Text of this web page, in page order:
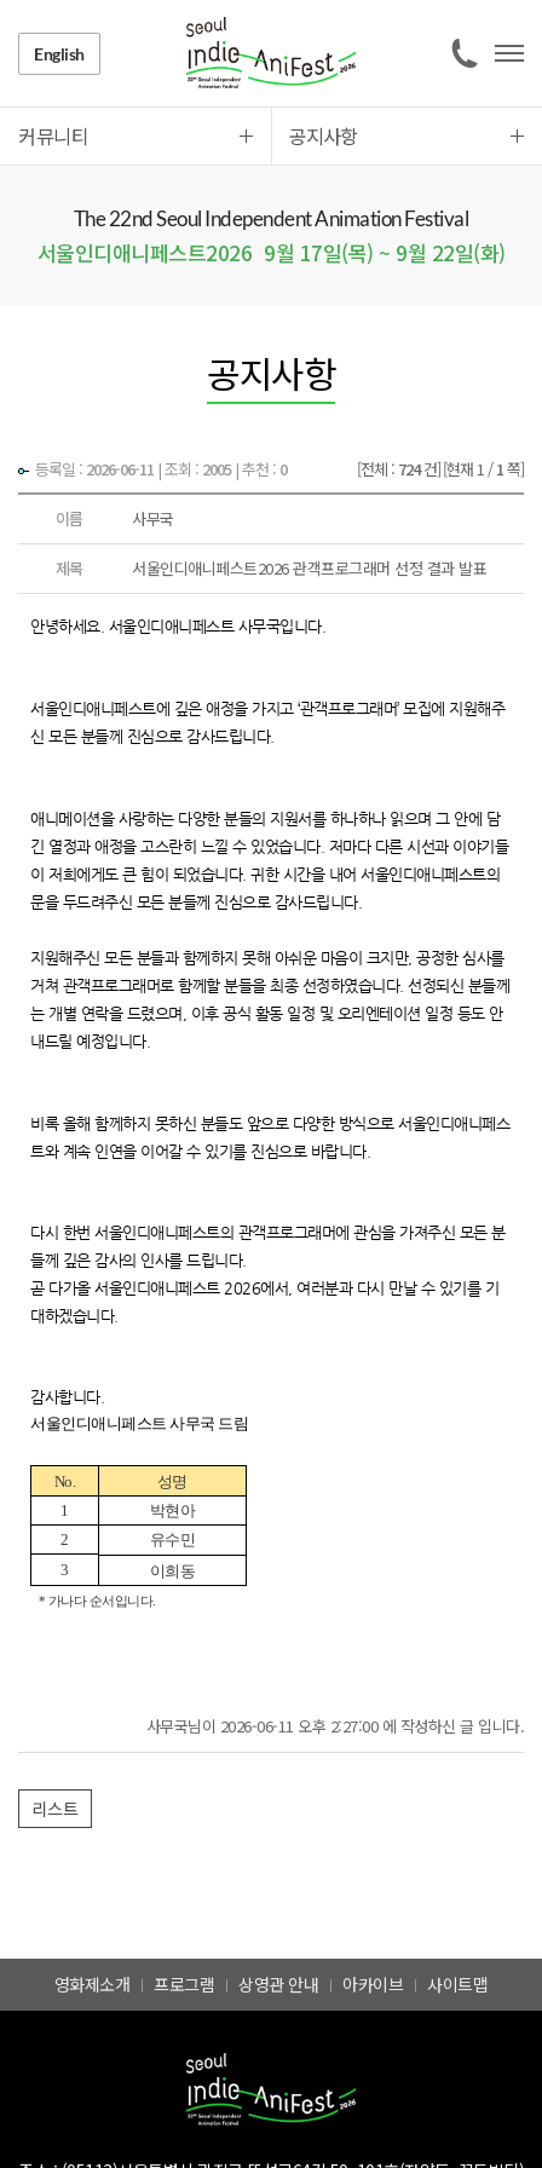
English
커뮤니티 공지사항
The 22nd Seoul Independent Animation Festival
서울인디애니페스트2026 9월 17일(목) ~ 9월 22일(화)
공지사항
등록일 : 2026-06-11 |조회 : 2005| 추천 : 0 [전체 : 724건][현재 1 /1쪽]
이름 사무국
제목 서울인디애니페스트2026 관객프로그래머 선정 결과 발표
안녕하세요. 서울인디애니페스트 사무국입니다.
서울인디애니페스트에 깊은 애정을 가지고 ‘관객프로그래머’ 모집에 지원해주
신 모든 분들께 진심으로 감사드립니다.
애니메이션을 사랑하는 다양한 분들의 지원서를 하나하나 읽으며 그 안에 담
긴 열정과 애정을 고스란히 느낄 수 있었습니다. 저마다 다른 시선과 이야기들
이 저희에게도 큰 힘이 되었습니다. 귀한 시간을 내어 서울인디애니페스트의
문을 두드려주신 모든 분들께 진심으로 감사드립니다.
지원해주신 모든 분들과 함께하지 못해 아쉬운 마음이 크지만, 공정한 심사를
거쳐 관객프로그래머로 함께할 분들을 최종 선정하였습니다. 선정되신 분들께
는 개별 연락을 드렸으며, 이후 공식 활동 일정 및 오리엔테이션 일정 등도 안
내드릴 예정입니다.
비록 올해 함께하지 못하신 분들도 앞으로 다양한 방식으로 서울인디애니페스
트와 계속 인연을 이어갈 수 있기를 진심으로 바랍니다.
다시 한번 서울인디애니페스트의 관객프로그래머에 관심을 가져주신 모든 분
들께 깊은 감사의 인사를 드립니다.
곧 다가올 서울인디애니페스트 2026에서, 여러분과 다시 만날 수 있기를 기
대하겠습니다.
감사합니다.
서울인디애니페스트 사무국 드림
No.
성명
1
박현아
2
유수민
3
이희동
* 가나다 순서입니다.
사무국님이 2026-06-11 오후 2:27:00 에 작성하신 글 입니다.
영화제소개 프로그램 상영관 안내 아카이브 사이트맵